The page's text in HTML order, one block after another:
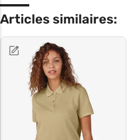
Articles similaires: